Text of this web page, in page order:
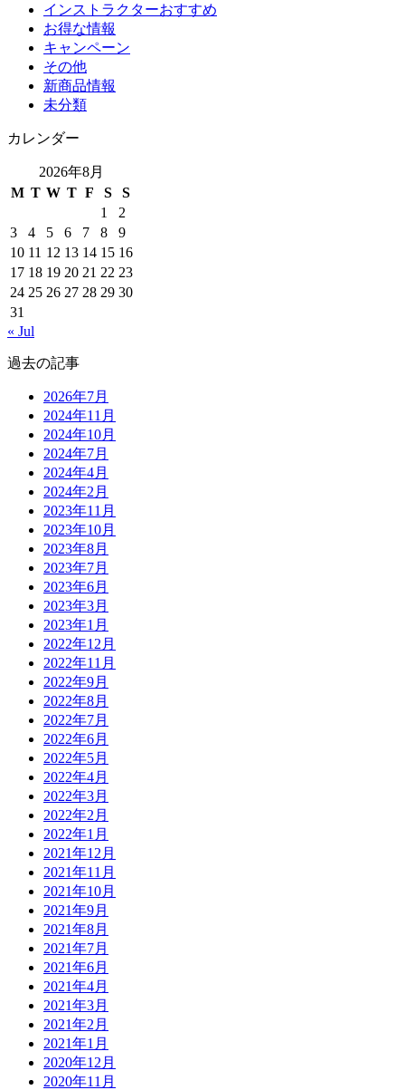
インストラクターおすすめ
お得な情報
キャンペーン
その他
新商品情報
未分類
カレンダー
2026年8月
M T W T F S
S
1
2
3
4 5 6 7 8
9
10 11 12 13 14 15 16
17 18 19 20 21 22 23
24 25 26 27 28 29 30
31
« Jul
過去の記事
2026年7月
2024年11月
2024年10月
2024年7月
2024年4月
2024年2月
2023年11月
2023年10月
2023年8月
2023年7月
2023年6月
2023年3月
2023年1月
2022年12月
2022年11月
2022年9月
2022年8月
2022年7月
2022年6月
2022年5月
2022年4月
2022年3月
2022年2月
2022年1月
2021年12月
2021年11月
2021年10月
2021年9月
2021年8月
2021年7月
2021年6月
2021年4月
2021年3月
2021年2月
2021年1月
2020年12月
2020年11月